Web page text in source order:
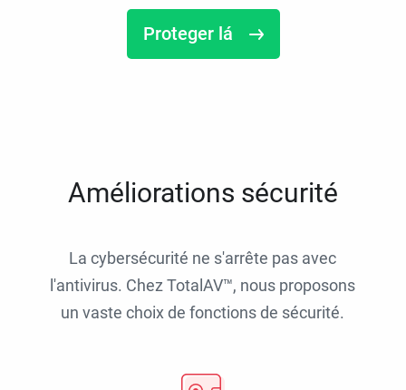
Proteger lá
Améliorations sécurité
La cybersécurité ne s'arrête pas avec
l'antivirus. Chez TotalAV™, nous proposons
un vaste choix de fonctions de sécurité.